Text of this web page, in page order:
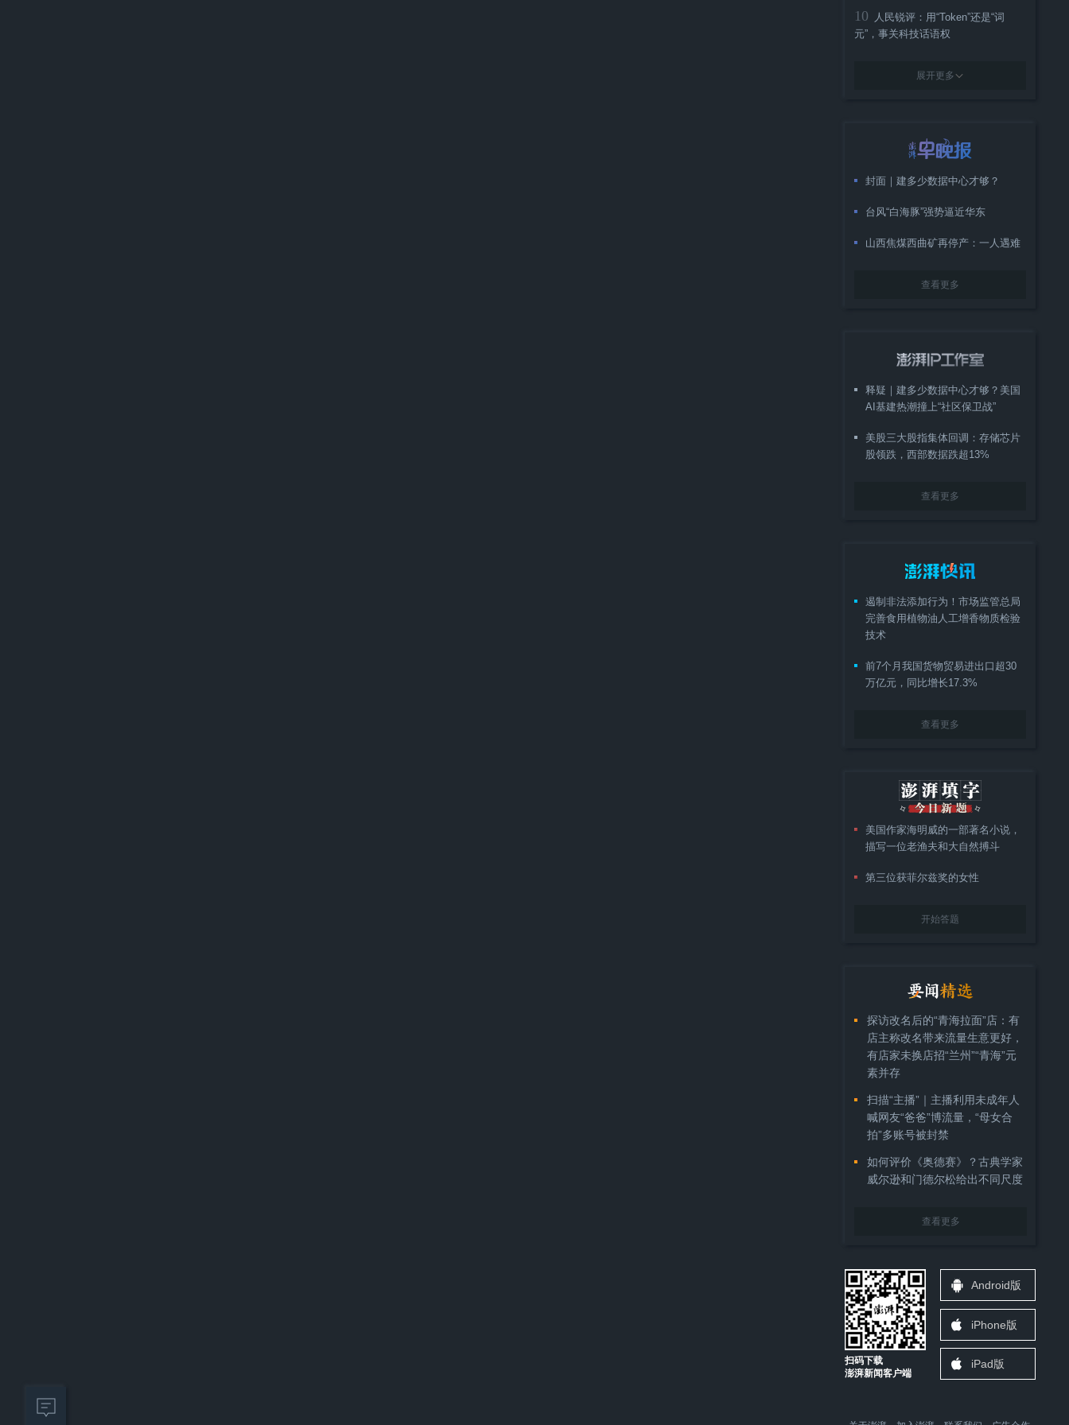
10
人民锐评：用“Token”还是“词
元”，事关科技话语权
展开更多
封面｜建多少数据中心才够？
台风“白海豚”强势逼近华东
山西焦煤西曲矿再停产：一人遇难
查看更多
释疑｜建多少数据中心才够？美国
AI基建热潮撞上“社区保卫战”
美股三大股指集体回调：存储芯片
股领跌，西部数据跌超13%
查看更多
遏制非法添加行为！市场监管总局
完善食用植物油人工增香物质检验
技术
前7个月我国货物贸易进出口超30
万亿元，同比增长17.3%
查看更多
美国作家海明威的一部著名小说，
描写一位老渔夫和大自然搏斗
第三位获菲尔兹奖的女性
开始答题
探访改名后的“青海拉面”店：有
店主称改名带来流量生意更好，
有店家未换店招“兰州”“青海”元
素并存
扫描“主播”｜主播利用未成年人
喊网友“爸爸”博流量，“母女合
拍”多账号被封禁
如何评价《奥德赛》？古典学家
威尔逊和门德尔松给出不同尺度
查看更多
扫码下载
澎湃新闻客户端
Android版
iPhone版
iPad版